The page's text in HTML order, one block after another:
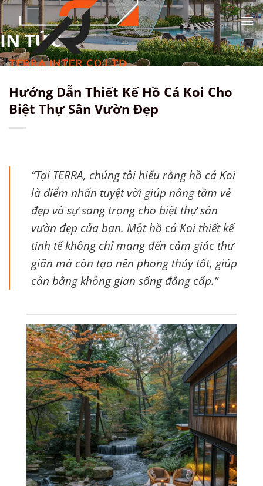
Chuyển
đến
nội
dung TỨC
Hướng Dẫn Thiết Kế Hồ Cá Koi Cho
Biệt Thự Sân Vườn Đẹp
“Tại TERRA, chúng tôi hiểu rằng hồ cá Koi
là điểm nhấn tuyệt vời giúp nâng tầm vẻ
đẹp và sự sang trọng cho biệt thự sân
vườn đẹp của bạn. Một hồ cá Koi thiết kế
tinh tế không chỉ mang đến cảm giác thư
giãn mà còn tạo nên phong thủy tốt, giúp
cân bằng không gian sống đẳng cấp.”